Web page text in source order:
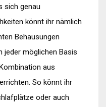
sich genau
könnt ihr nämlich
Behausungen
jeder möglichen Basis
aus
So könnt ihr
oder auch